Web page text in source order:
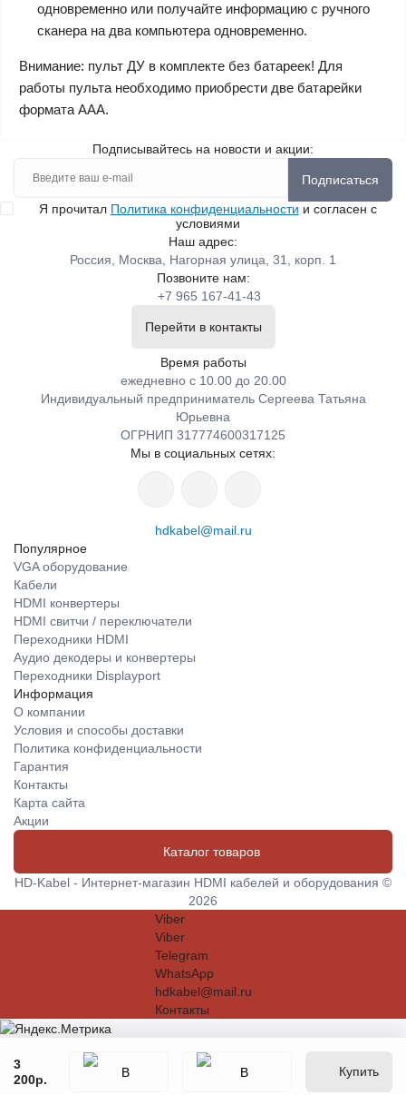
3
200р.
Купить
одновременно или получайте информацию с ручного
сканера на два компьютера одновременно.
Внимание: пульт ДУ в комплекте без батареек! Для
работы пульта необходимо приобрести две батарейки
формата ААА.
Подписывайтесь на новости и акции:
Подписаться
Я прочитал Политика конфиденциальности и согласен с
условиями
Наш адрес:
Россия, Москва, Нагорная улица, 31, корп. 1
Позвоните нам:
+7 965 167-41-43
Перейти в контакты
Время работы
ежедневно с 10.00 до 20.00
Индивидуальный предприниматель Сергеева Татьяна
Юрьевна
ОГРНИП 317774600317125
Мы в социальных сетях:
hdkabel@mail.ru
Популярное
VGA оборудование
Кабели
HDMI конвертеры
HDMI свитчи / переключатели
Переходники HDMI
Аудио декодеры и конвертеры
Переходники Displayport
Информация
О компании
Условия и способы доставки
Политика конфиденциальности
Гарантия
Контакты
Карта сайта
Акции
Каталог товаров
HD-Kabel - Интернет-магазин HDMI кабелей и оборудования ©
2026
Viber
Viber
Telegram
WhatsApp
hdkabel@mail.ru
Контакты